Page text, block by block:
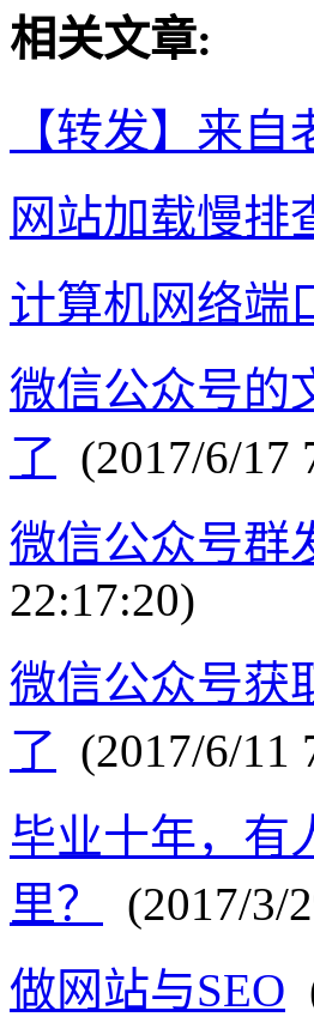
相关文章:
【转发】来
网站加载慢排
计算机网络端
微信公众号的
了 (2017/6/17
微信公众号群
22:17:20)
微信公众号获
了 (2017/6/11
毕业十年，有
里？
(2017/3/
做网站与SEO